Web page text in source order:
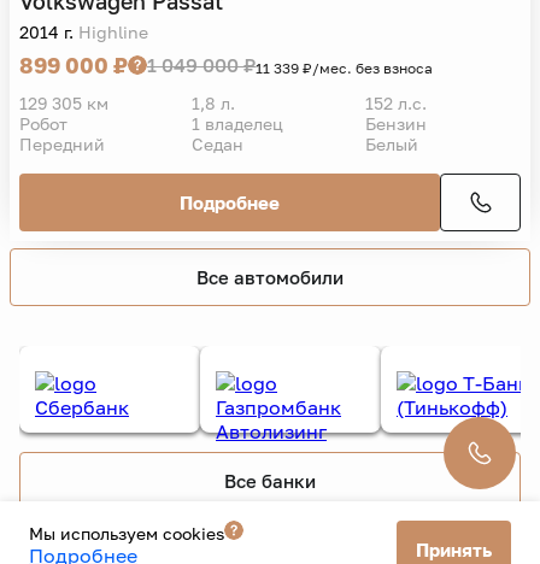
Volkswagen Passat
899 000 ₽ 1 049 000 ₽11 339 ₽/мес. без взноса
129 305 км 1,8 л.
Робот
1 владелец
Бензин
Седан
Все банки
Мы используем cookies
Подробнее Принять